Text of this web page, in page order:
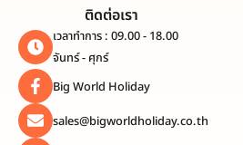
ติดต่อเรา
เวลาทำการ : 09.00 - 18.00
จันทร์ - ศุกร์
Big World Holiday
sales@bigworldholiday.co.th